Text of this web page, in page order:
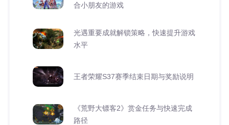
合小朋友的游戏
光遇重要成就解锁策略，快速提升游戏
水平
王者荣耀S37赛季结束日期与奖励说明
《荒野大镖客2》赏金任务与快速完成
路径